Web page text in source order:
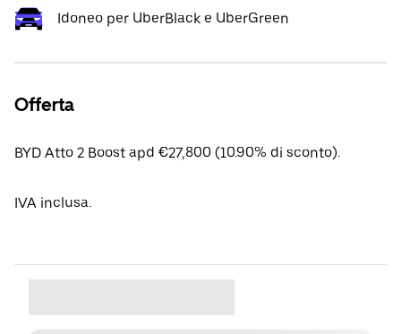
Idoneo per UberBlack e UberGreen
Offerta
BYD Atto 2 Boost apd €27,800 (10.90% di sconto).
IVA inclusa.